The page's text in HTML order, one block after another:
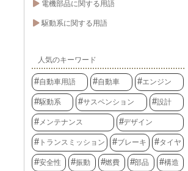
電機部品に関する用語
駆動系に関する用語
人気のキーワード
自動車用語 自動車 エンジン
駆動系 サスペンション 設計
メンテナンス デザイン
トランスミッション ブレーキ タイヤ
安全性 振動 燃費 部品 構造